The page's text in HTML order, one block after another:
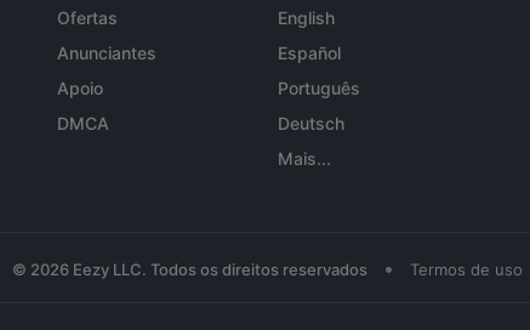
Ofertas
Anunciantes
Apoio
DMCA
English
Español
Português
Deutsch
Mais...
© 2026 Eezy LLC. Todos os direitos reservados • Termos de uso